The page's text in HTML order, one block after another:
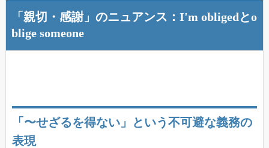
「親切・感謝」のニュアンス：I'm obligedとo
blige someone
「〜せざるを得ない」という不可避な義務の
表現